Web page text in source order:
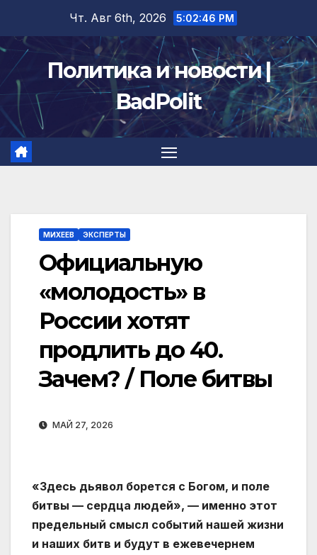
содержимому
Чт. Авг 6th, 2026 5:02:46 PM
Политика и новости |
BadPolit
МИХЕЕВ ЭКСПЕРТЫ
Официальную
«молодость» в
России хотят
продлить до 40.
Зачем? / Поле битвы
МАЙ 27, 2026
«Здесь дьявол борется с Богом, и поле
битвы — сердца людей», — именно этот
предельный смысл событий нашей жизни
и наших битв и будут в ежевечернем